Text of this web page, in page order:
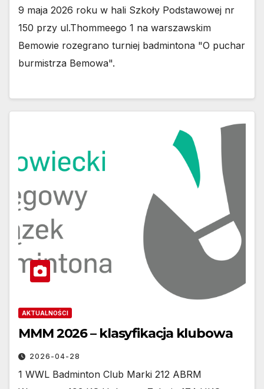
9 maja 2026 roku w hali Szkoły Podstawowej nr
150 przy ul.Thommeego 1 na warszawskim
Bemowie rozegrano turniej badmintona "O puchar
burmistrza Bemowa".
AKTUALNOŚCI
MMM 2026 – klasyfikacja klubowa
2026-04-28
1 WWL Badminton Club Marki 212 ABRM